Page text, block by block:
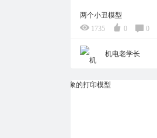
两个小丑模型
1735
0 0
机电老学长